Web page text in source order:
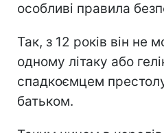
особливі правила
Так, з 12 років він не
одному літаку або
спадкоємцем
батьком.